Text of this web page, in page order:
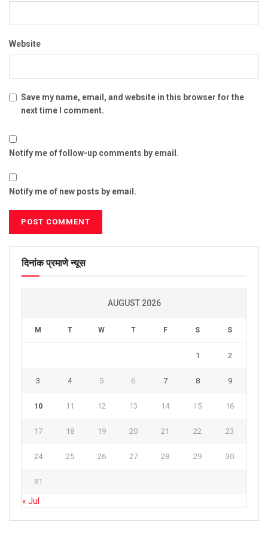
Website
Save my name, email, and website in this browser for the
next time I comment.
Notify me of follow-up comments by email.
Notify me of new posts by email.
दिनांक प्रमाणे न्यूस
AUGUST 2026
M T W T F S S
1 2
3 4 5 6 7 8 9
10 11 12 13 14 15 16
17 18 19 20 21 22 23
24 25 26 27 28 29 30
31
« Jul